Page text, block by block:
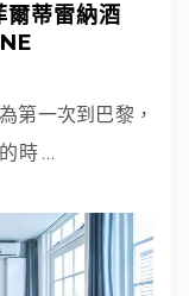
爾蒂雷納酒
第一次到巴黎，
時